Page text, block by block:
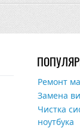
Ремонт
Замена
Чистка системы охлаждения
ноутбука